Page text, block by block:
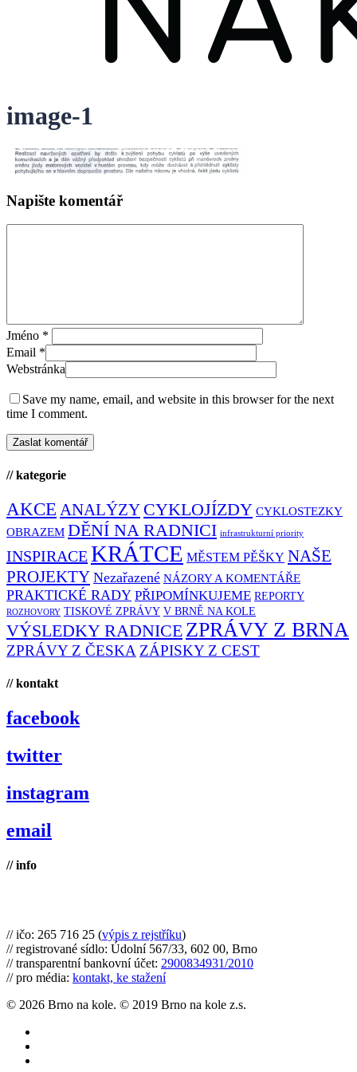
image-1
Napište komentář
Jméno *
Email *
Webstránka
Save my name, email, and website in this browser for the next
time I comment.
// kategorie
AKCE ANALÝZY CYKLOJÍZDY CYKLOSTEZKY
OBRAZEM DĚNÍ NA RADNICI infrastrukturní priority
INSPIRACEKRÁTCE MĚSTEM PĚŠKY NAŠE
PROJEKTY Nezařazené NÁZORY A KOMENTÁŘE
PRAKTICKÉ RADY PŘIPOMÍNKUJEME REPORTY
ROZHOVORY TISKOVÉ ZPRÁVY V BRNĚ NA KOLE
VÝSLEDKY RADNICE ZPRÁVY Z BRNA
ZPRÁVY Z ČESKA ZÁPISKY Z CEST
// kontakt
facebook
twitter
instagram
email
// info
// ičo: 265 716 25 (výpis z rejstříku)
// registrované sídlo: Údolní 567/33, 602 00, Brno
// transparentní bankovní účet: 2900834931/2010
// pro média: kontakt, ke stažení
© 2026 Brno na kole. © 2019 Brno na kole z.s.